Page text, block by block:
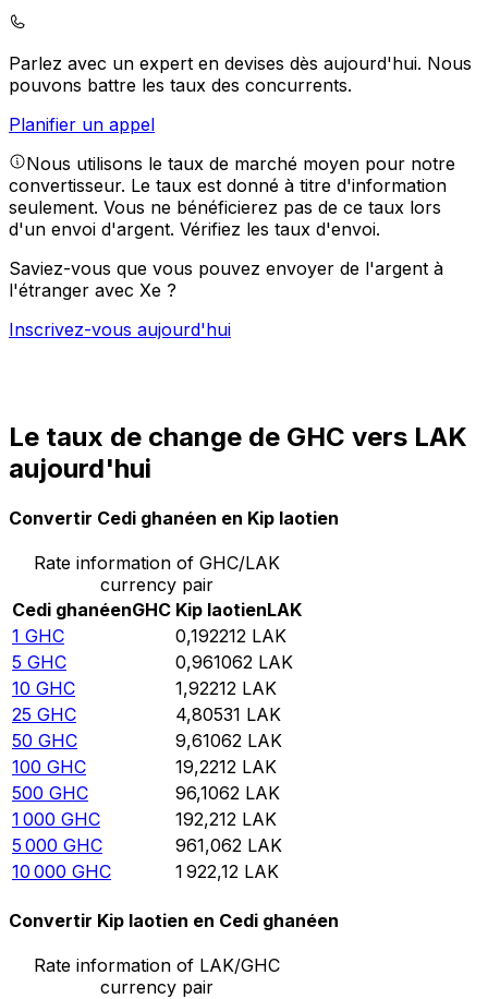
Parlez avec un expert en devises dès aujourd'hui. Nous
pouvons battre les taux des concurrents.
Planifier un appel
Nous utilisons le taux de marché moyen pour notre
convertisseur. Le taux est donné à titre d'information
seulement. Vous ne bénéficierez pas de ce taux lors
d'un envoi d'argent. Vérifiez les taux d'envoi.
Saviez-vous que vous pouvez envoyer de l'argent à
l'étranger avec Xe ?
Inscrivez-vous aujourd'hui
Le taux de change de GHC vers LAK
aujourd'hui
Convertir Cedi ghanéen en Kip laotien
Rate information of GHC/LAK
currency pair
Cedi ghanéenGHC Kip laotienLAK
1 GHC 0,192212 LAK
5 GHC 0,961062 LAK
10 GHC 1,92212 LAK
25 GHC 4,80531 LAK
50 GHC 9,61062 LAK
100 GHC 19,2212 LAK
500 GHC 96,1062 LAK
1 000 GHC 192,212 LAK
5 000 GHC 961,062 LAK
10 000 GHC 1 922,12 LAK
Convertir Kip laotien en Cedi ghanéen
Rate information of LAK/GHC
currency pair